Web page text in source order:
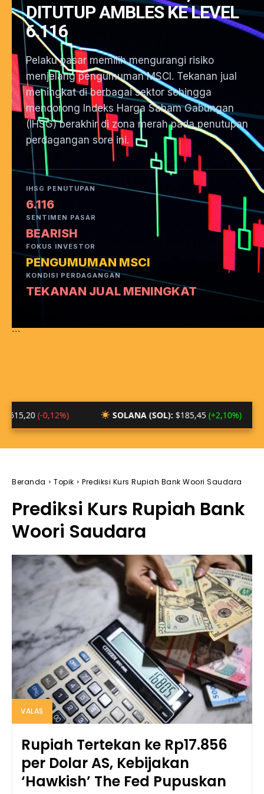
DITUTUP AMBLES KE LEVEL
6.116
Pelaku pasar memilih mengurangi risiko
menjelang pengumuman MSCI. Tekanan jual
meningkat di berbagai sektor sehingga
mendorong Indeks Harga Saham Gabungan
(IHSG) berakhir di zona merah pada penutupan
perdagangan sore ini.
IHSG PENUTUPAN
6.116
SENTIMEN PASAR
BEARISH
FOKUS INVESTOR
PENGUMUMAN MSCI
KONDISI PERDAGANGAN
TEKANAN JUAL MENINGKAT
```
0,12%) SOLANA (SOL):$185,45(+2,10%)
Beranda Topik Prediksi Kurs Rupiah Bank Woori Saudara
Prediksi Kurs Rupiah Bank
Woori Saudara
VALAS
Rupiah Tertekan ke Rp17.856
per Dolar AS, Kebijakan
‘Hawkish’ The Fed Pupuskan